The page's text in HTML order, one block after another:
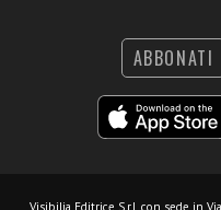
ABBONATI
Visibilia Editrice S.r.l. con sede in